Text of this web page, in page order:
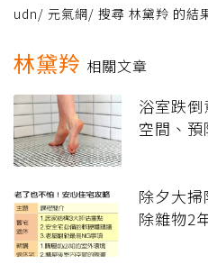
udn/ 元氣網/ 搜尋 林黛羚 的結
林黛羚 相關文章
浴室跌
空間、預
除夕大
除雜物2